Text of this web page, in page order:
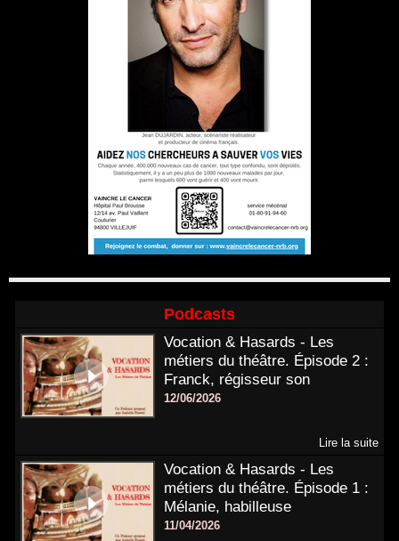
Podcasts
Vocation & Hasards - Les
métiers du théâtre. Épisode 2 :
Franck, régisseur son
12/06/2026
Lire la suite
Vocation & Hasards - Les
métiers du théâtre. Épisode 1 :
Mélanie, habilleuse
11/04/2026